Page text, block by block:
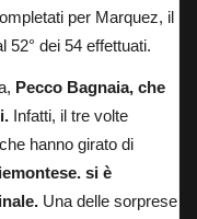
per Marquez, il
52° dei 54 effettuati.
Pecco Bagnaia, che
Infatti, il tre volte
hanno girato di
si è
Una delle sorprese